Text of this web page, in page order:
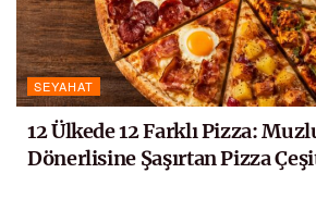
SEYAHAT
12 Ülkede 12 Farklı Pizza:
Dönerlisine Şaşırtan Pizza